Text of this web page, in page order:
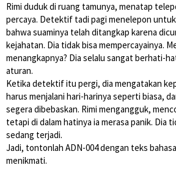
Rimi duduk di ruang tamunya, menatap
percaya. Detektif tadi pagi menelepon
bahwa suaminya telah ditangkap karena
kejahatan. Dia tidak bisa mempercayainya.
menangkapnya? Dia selalu sangat berhati-
aturan.
Ketika detektif itu pergi, dia mengatakan
harus menjalani hari-harinya seperti biasa,
segera dibebaskan. Rimi mengangguk,
tetapi di dalam hatinya ia merasa panik. Dia
sedang terjadi.
Jadi, tontonlah ADN-004 dengan teks
menikmati.